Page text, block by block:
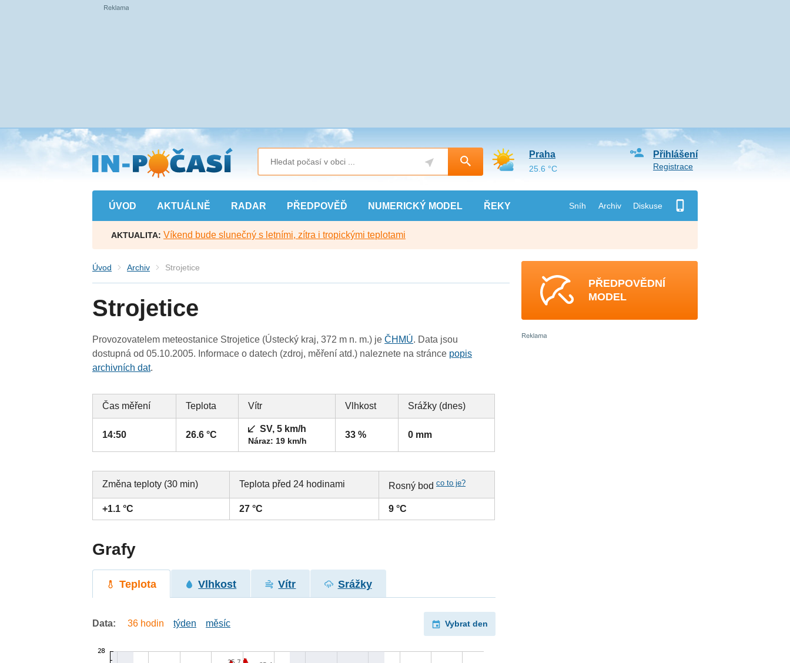
Přejít
na
hlavní
obsah
ÚVOD AKTUÁLNĚ RADAR PŘEDPOVĚĎ NUMERICKÝ MODEL ŘEKY Sníh Archiv Diskuse
Přihlášení
Registrace
Praha
25.6 °C
AKTUALITA: Víkend bude slunečný s letními, zítra i tropickými teplotami
Úvod Archiv Strojetice
Strojetice
Provozovatelem meteostanice Strojetice (Ústecký kraj, 372 m n. m.) jeČHMÚ. Data jsou
dostupná od 05.10.2005. Informace o datech (zdroj, měření atd.) naleznete na stránce popis
archivních dat.
Čas měření Teplota Vítr Vlhkost Srážky (dnes)
14:50 26.6 °C
SV, 5 km/h
Náraz: 19 km/h
33 % 0 mm
Změna teploty (30 min) Teplota před 24 hodinami Rosný bodco to je?
+1.1 °C 27 °C 9 °C
Grafy
Teplota Vlhkost Vítr Srážky
Data: 36 hodin týden měsíc Vybrat den
PŘEDPOVĚDNÍ
MODEL